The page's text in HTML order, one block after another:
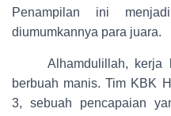
Penampilan ini
diumumkannya para juara.
Alhamdulillah, kerja
berbuah manis. Tim KBK
3, sebuah pencapaian